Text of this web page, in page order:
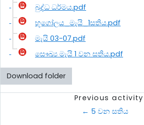
බුද්ධ ධර්මය.pdf
භූගෝලය_මැයි_1සතිය.pdf
මැයි 03-07.pdf
සෞඛ්‍ය මැයි 1 වන සතිය.pdf
Download folder
Previous activity
← 5 වන සතිය